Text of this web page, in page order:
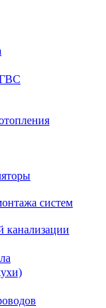
систем
канализации